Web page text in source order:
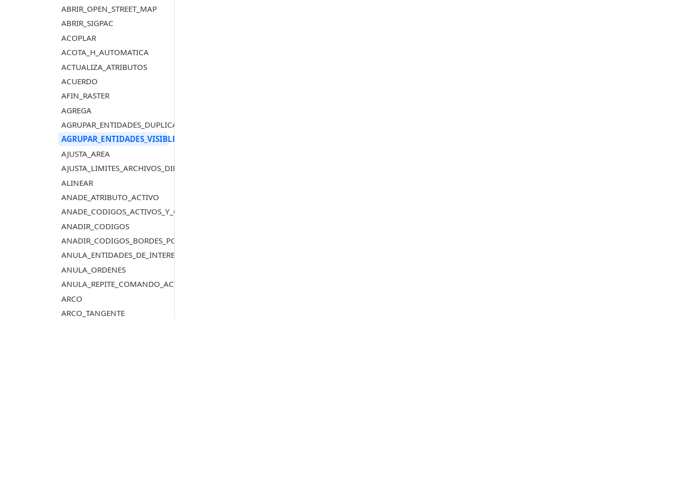
ABRIR_OPEN_STREET_MAP
ABRIR_SIGPAC
ACOPLAR
ACOTA_H_AUTOMATICA
ACTUALIZA_ATRIBUTOS
ACUERDO
AFIN_RASTER
AGREGA
AGRUPAR_ENTIDADES_DUPLICADAS
AGRUPAR_ENTIDADES_VISIBLES_DUPLICADAS
AJUSTA_AREA
AJUSTA_LIMITES_ARCHIVOS_DIBUJO
ALINEAR
ANADE_ATRIBUTO_ACTIVO
ANADE_CODIGOS_ACTIVOS_Y_CENTROIDE
ANADIR_CODIGOS
ANADIR_CODIGOS_BORDES_POLIGONOS_TOPOLOGIA
ANULA_ENTIDADES_DE_INTERES
ANULA_ORDENES
ANULA_REPITE_COMANDO_ACTIVO
ARCO
ARCO_TANGENTE